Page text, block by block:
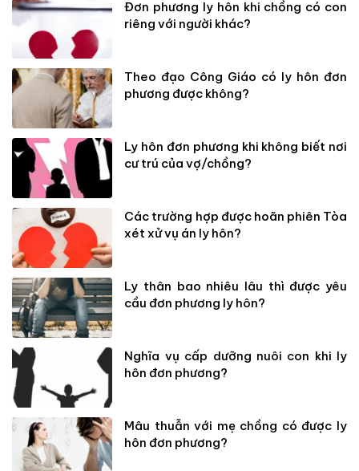
Đơn phương ly hôn khi chồng có con
riêng với người khác?
Theo đạo Công Giáo có ly hôn đơn
phương được không?
Ly hôn đơn phương khi không biết nơi
cư trú của vợ/chồng?
Các trường hợp được hoãn phiên Tòa
xét xử vụ án ly hôn?
Ly thân bao nhiêu lâu thì được yêu
cầu đơn phương ly hôn?
Nghĩa vụ cấp dưỡng nuôi con khi ly
hôn đơn phương?
Mâu thuẫn với mẹ chồng có được ly
hôn đơn phương?